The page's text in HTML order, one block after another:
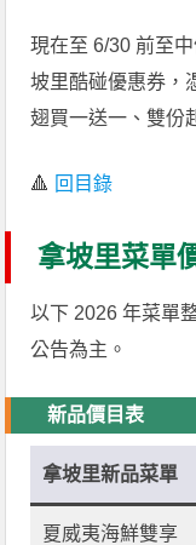
現在至 6/30 前至
坡里酷碰優惠券，
翅買一送一、雙份
🔺 回目錄
拿坡里菜單
以下 2026 年菜單
公告為主。
新品價目表
拿坡里新品菜單
夏威夷海鮮雙享